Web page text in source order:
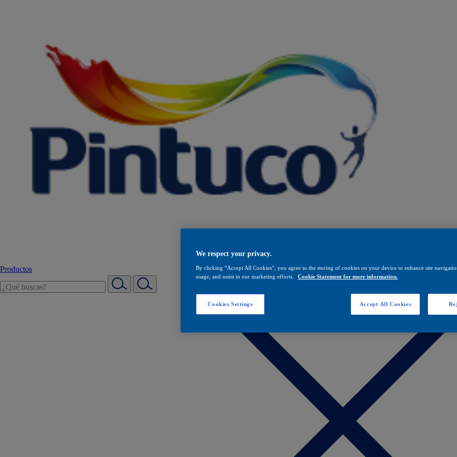
Productos
We respect your privacy.
By clicking “Accept All Cookies”, you agree to the storing of cookies on your device to enhance site
usage, and assist in our marketing efforts.
Cookie Statement for more information.
Cookies Settings Accept All Cookies